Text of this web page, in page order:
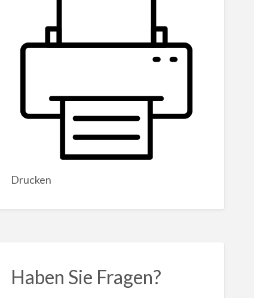
Drucken
Haben Sie Fragen?